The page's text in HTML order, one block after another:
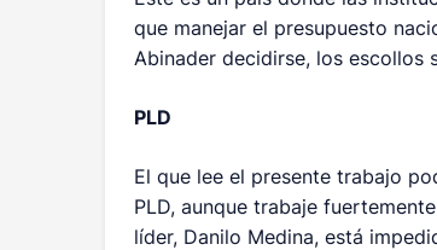
que manejar el presupuesto
Abinader decidirse, los escollos
PLD
El que lee el presente trabajo
PLD, aunque trabaje
líder, Danilo Medina, está